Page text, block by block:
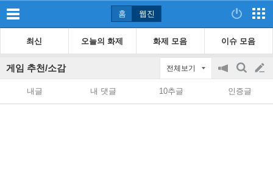
홈 웹진
최신 오늘의 화제 화제 모음 이슈 모음
게임 추천/소감 전체보기
공
on/off
검
색
글
쓰
내글 내 댓글 10추글 인증글